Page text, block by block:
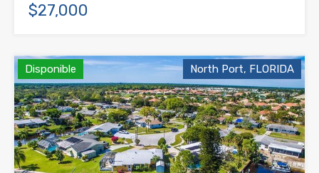
$27,000
Disponible North Port, FLORIDA